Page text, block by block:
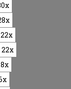
22x
22x